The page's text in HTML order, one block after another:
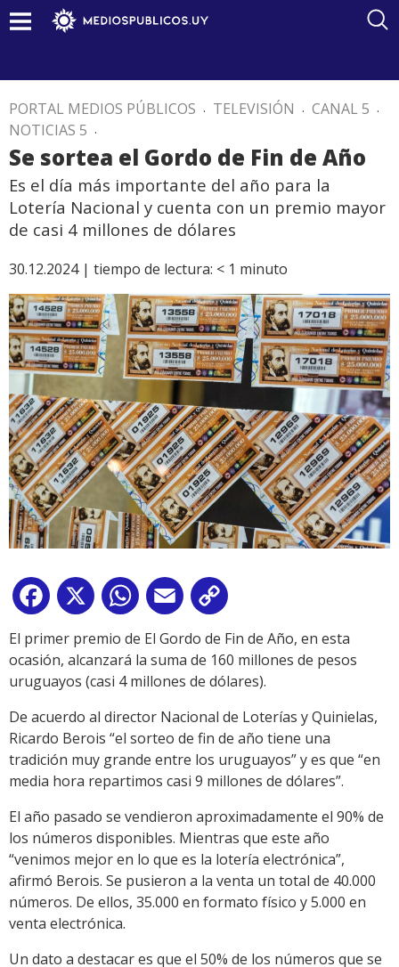
PORTAL MEDIOS PÚBLICOS . TELEVISIÓN . CANAL 5 .
NOTICIAS 5 .
Se sortea el Gordo de Fin de Año
Es el día más importante del año para la
Lotería Nacional y cuenta con un premio mayor
de casi 4 millones de dólares
30.12.2024 | tiempo de lectura: < 1 minuto
Facebook
X WhatsApp
Email
Link
El primer premio de El Gordo de Fin de Año, en esta
ocasión, alcanzará la suma de 160 millones de pesos
uruguayos (casi 4 millones de dólares).
De acuerdo al director Nacional de Loterías y Quinielas,
Ricardo Berois “el sorteo de fin de año tiene una
tradición muy grande entre los uruguayos” y es que “en
media hora repartimos casi 9 millones de dólares”.
El año pasado se vendieron aproximadamente el 90% de
los números disponibles. Mientras que este año
“venimos mejor en lo que es la lotería electrónica”,
afirmó Berois. Se pusieron a la venta un total de 40.000
números. De ellos, 35.000 en formato físico y 5.000 en
venta electrónica.
Un dato a destacar es que el 50% de los números que se